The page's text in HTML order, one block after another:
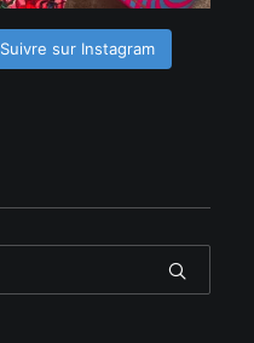
Suivre sur Instagram